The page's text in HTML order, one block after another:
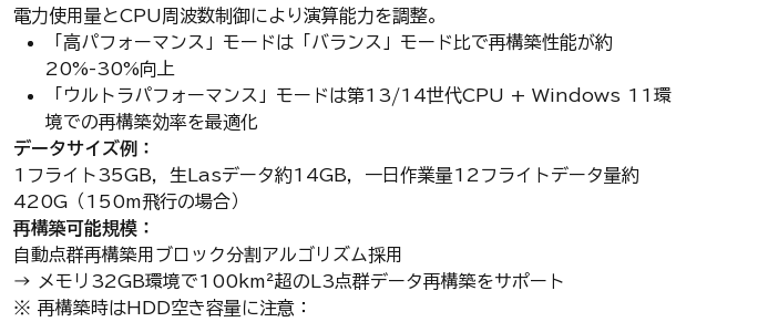
電力使用量とCPU周波数制御により演算能力を調整。
「高パフォーマンス」モードは「バランス」モード比で再構築性能が約
20%-30%向上
「ウルトラパフォーマンス」モードは第13/14世代CPU + Windows 11環
境での再構築効率を最適化
データサイズ例：
1フライト35GB，生Lasデータ約14GB，一日作業量12フライトデータ量約
420G（150m飛行の場合）
再構築可能規模：
自動点群再構築用ブロック分割アルゴリズム採用
→ メモリ32GB環境で100km²超のL3点群データ再構築をサポート
※ 再構築時はHDD空き容量に注意：